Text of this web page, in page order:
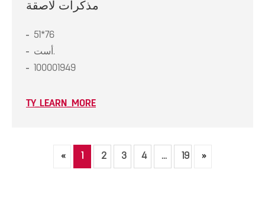
مذكرات لاصقة
51*76
أست.
100001949
TY_LEARN_MORE
« 1 2 3 4 ... 19 »